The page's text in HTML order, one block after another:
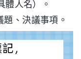
體人名）。
題、決議事項。